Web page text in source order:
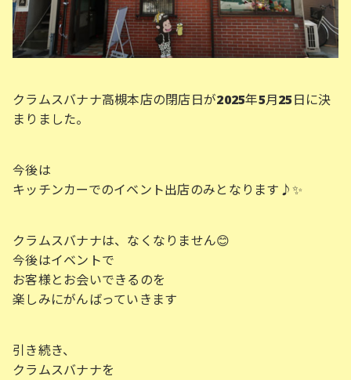
クラムスバナナ高槻本店の閉店日が2025年5月25日に決
まりました。
今後は
キッチンカーでのイベント出店のみとなります♪✨
クラムスバナナは、なくなりません😊
今後はイベントで
お客様とお会いできるのを
楽しみにがんばっていきます
引き続き、
クラムスバナナを